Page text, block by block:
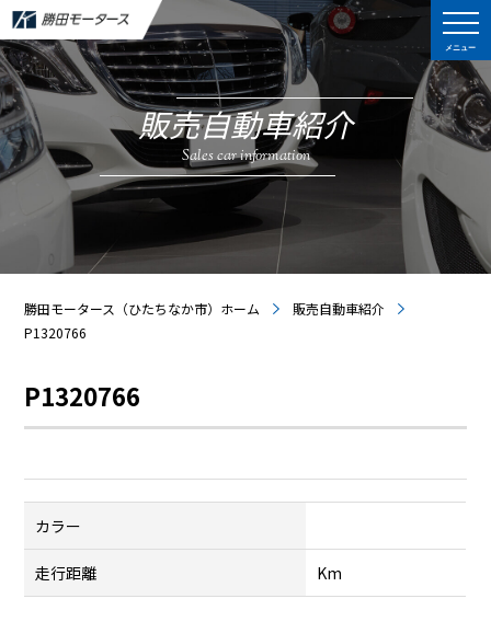
メニュー
販売自動車紹介
Sales car information
勝田モータース（ひたちなか市）ホーム
販売自動車紹介
P1320766
P1320766
カラー
走行距離 Km